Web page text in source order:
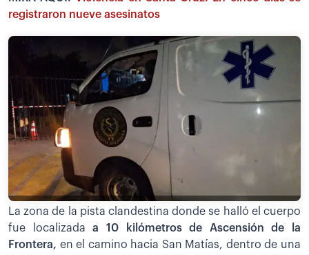
registraron nueve asesinatos
La zona de la pista clandestina donde se halló el cuerpo
fue localizadaa 10 kilómetros de Ascensión de la
Frontera, en el camino hacia San Matías, dentro de una